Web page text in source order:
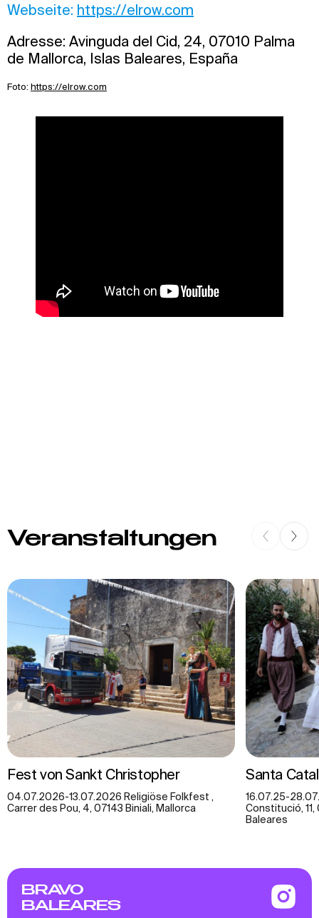
Webseite: https://elrow.com
Adresse: Avinguda del Cid, 24, 07010 Palma
de Mallorca, Islas Baleares, España
Foto: https://elrow.com
Veranstaltungen
Fest von Sankt Christopher
04.07.2026-13.07.2026 Religiöse Folkfest ,
Carrer des Pou, 4, 07143 Biniali, Mallorca
Santa
16.07.25-
Constitució,
Baleares
BRAVO
BALEARES